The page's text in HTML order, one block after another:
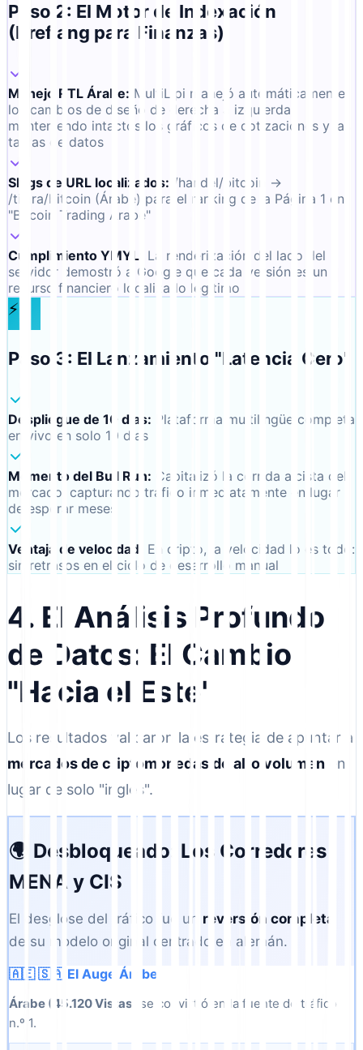
Paso 2: El Motor de Indexación
(Hreflang para Finanzas)
Manejo RTL Árabe: MultiLipi manejó automáticamente
los cambios de diseño de derecha a izquierda,
manteniendo intactos los gráficos de cotizaciones y las
tablas de datos
Slugs de URL localizados: /handel/bitcoin →
/tijara/bitcoin (Árabe) para el ranking de la Página 1 en
"Bitcoin Trading Árabe"
Cumplimiento YMYL La renderización del lado del
servidor demostró a Google que cada versión es un
recurso financiero localizado legítimo
⚡
Paso 3: El Lanzamiento "Latencia Cero"
Despliegue de 10 días:
Plataforma multilingüe completa
en vivo en solo 10 días
Momento del Bull Run:
Capitalizó la corrida alcista del
mercado, capturando tráfico inmediatamente en lugar
de esperar meses
Ventaja de velocidad En cripto, la velocidad lo es todo:
sin retrasos en el ciclo de desarrollo manual
4. El Análisis Profundo
de Datos: El Cambio
"Hacia el Este"
Los resultados validaron la estrategia de apuntar a
mercados de criptomonedas de alto volumen en
lugar de solo "inglés".
🌍 Desbloqueado: Los Corredores
MENA y CIS
El desglose del tráfico fue un reversión completa
de su modelo original centrado en alemán.
🇦🇪 🇸🇦 El Auge Árabe
Árabe (45.120 Vistas)
se convirtió en la fuente de tráfico
n.º 1.